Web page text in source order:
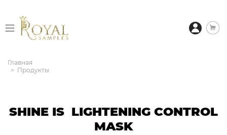
Главная
Продукты
SHINE IS LIGHTENING CONTROL
MASK